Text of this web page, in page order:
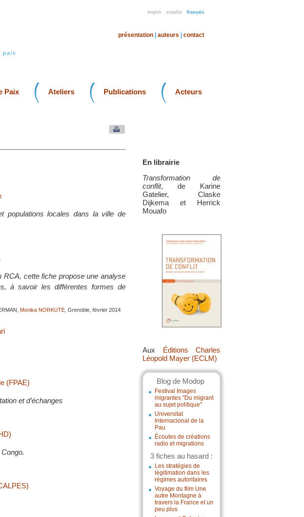
english español français
paix
présentation auteurs contact
Paix Ateliers Publications Acteurs
En librairie
Transformation de
conflit, de Karine
Gatelier, Claske
Dijkema et Herrick
Mouafo
Aux Éditions Charles
Léopold Mayer (ECLM)
Blog de Modop
Festival Images
migrantes "Du migrant
au sujet politique"
Universitat
Internacional de la
Pau
Écoutes de créations
radio et migrations
3 fiches au hasard :
Les stratégies de
légitimation dans les
régimes autoritaires
Voyage du film Une
autre Montagne à
travers la France et un
peu plus
populations locales dans la ville de
RCA, cette fiche propose une analyse
à savoir les différentes formes de
Monika NORKUTE , Grenoble, février 2014
(FPAE)
et d’échanges